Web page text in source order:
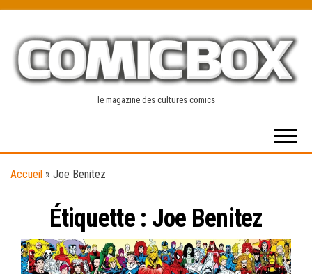
content
le magazine des cultures comics
Accueil » Joe Benitez
Étiquette : Joe Benitez